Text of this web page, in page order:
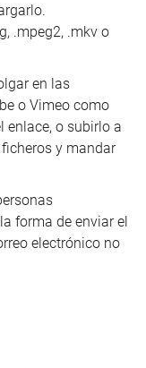
.mpeg2, .mkv o
en las
o Vimeo como
enlace, o subirlo a
y mandar
forma de enviar el
electrónico no